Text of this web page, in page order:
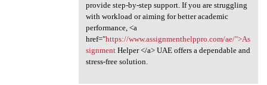
provide step-by-step support. If you are struggling
with workload or aiming for better academic
performance, <a
href="https://www.assignmenthelppro.com/ae/">As
signmentHelper </a> UAE offers a dependable and
stress-free solution.